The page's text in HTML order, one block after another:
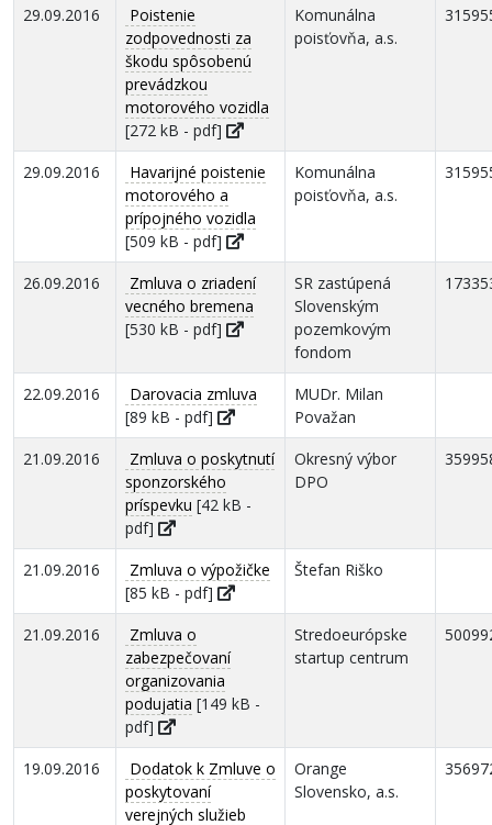
29.09.2016
Poistenie
zodpovednosti za
škodu spôsobenú
prevádzkou
motorového vozidla
[272 kB - pdf]
Komunálna
poisťovňa, a.s.
29.09.2016
Havarijné poistenie
motorového a
prípojného vozidla
[509 kB - pdf]
Komunálna
poisťovňa, a.s.
26.09.2016
Zmluva o zriadení
vecného bremena
[530 kB - pdf]
SR zastúpená
Slovenským
pozemkovým
fondom
22.09.2016
Darovacia zmluva
[89 kB - pdf]
MUDr. Milan
Považan
21.09.2016
Zmluva o poskytnutí
sponzorského
príspevku [42 kB -
pdf]
Okresný výbor
DPO
21.09.2016
Zmluva o výpožičke
[85 kB - pdf]
Štefan Riško
21.09.2016
Zmluva o
zabezpečovaní
organizovania
podujatia [149 kB -
pdf]
Stredoeurópske
startup centrum
19.09.2016
Dodatok k Zmluve o
poskytovaní
verejných služieb
Orange
Slovensko, a.s.